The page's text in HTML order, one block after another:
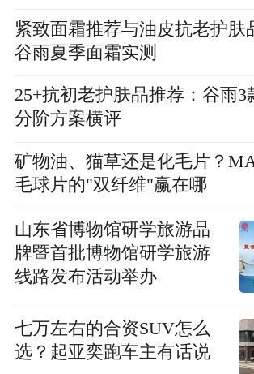
紧致面霜推荐与油皮抗老护肤
谷雨夏季面霜实测
25+抗初老护肤品推荐：谷雨3
分阶方案横评
矿物油、猫草还是化毛片？
毛球片的"双纤维"赢在哪
山东省博物馆研学旅游品
牌暨首批博物馆研学旅游
线路发布活动举办
七万左右的合资SUV怎么
选？起亚奕跑车主有话说